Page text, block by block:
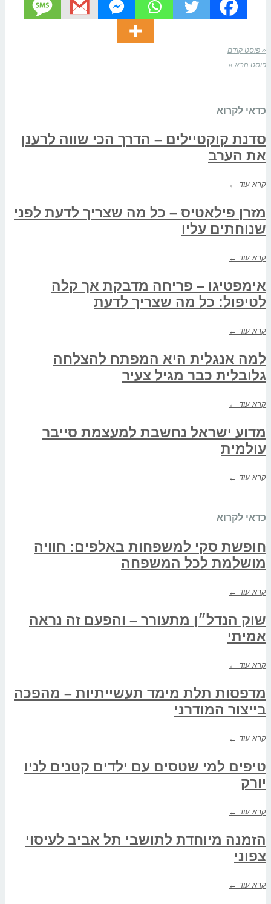
« פוסט קודם
פוסט הבא »
כדאי לקרוא
סדנת קוקטיילים – הדרך הכי שווה לרענן
את הערב
קרא עוד ←
מזרן פילאטיס – כל מה שצריך לדעת לפני
שנוחתים עליו
קרא עוד ←
אימפטיגו – פריחה מדבקת אך קלה
לטיפול: כל מה שצריך לדעת
קרא עוד ←
למה אנגלית היא המפתח להצלחה
גלובלית כבר מגיל צעיר
קרא עוד ←
מדוע ישראל נחשבת למעצמת סייבר
עולמית
קרא עוד ←
כדאי לקרוא
חופשת סקי למשפחות באלפים: חוויה
מושלמת לכל המשפחה
קרא עוד ←
שוק הנדל״ן מתעורר – והפעם זה נראה
אמיתי
קרא עוד ←
מדפסות תלת מימד תעשייתיות – מהפכה
בייצור המודרני
קרא עוד ←
טיפים למי שטסים עם ילדים קטנים לניו
יורק
קרא עוד ←
הזמנה מיוחדת לתושבי תל אביב לעיסוי
צפוני
קרא עוד ←